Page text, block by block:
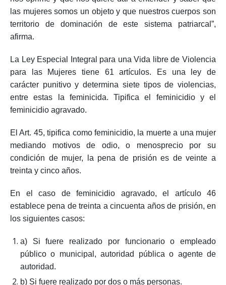
nos oprime y que nos quiere dar a entender y saber que
las mujeres somos un objeto y que nuestros cuerpos son
territorio de dominación de este sistema patriarcal”,
La Ley Especial Integral para una Vida libre de Violencia
para las Mujeres tiene 61 artículos. Es una ley de
carácter punitivo y determina siete tipos de violencias,
entre estas la feminicida. Tipifica el feminicidio y el
feminicidio agravado.
El Art. 45, tipifica como feminicidio, la muerte a una mujer
mediando motivos de odio, o menosprecio por su
condición de mujer, la pena de prisión es de veinte a
treinta y cinco años.
En el caso de feminicidio agravado, el artículo 46
establece pena de treinta a cincuenta años de prisión, en
los siguientes casos:
a) Si fuere realizado por funcionario o empleado
público o municipal, autoridad pública o agente de